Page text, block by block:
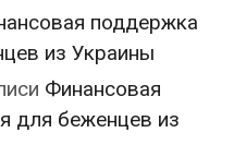
поддержка
из Украины
Финансовая
для беженцев из